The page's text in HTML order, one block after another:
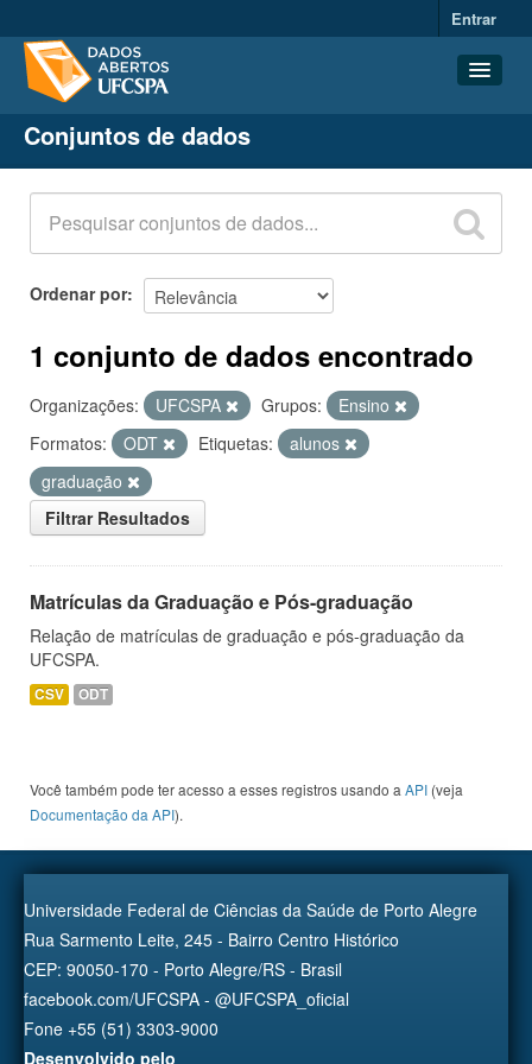
Entrar
Conjuntos de dados
Organizações
Grupos
Sobre
Conjuntos de dados
Ordenar por
1 conjunto de dados encontrado
Organizações: UFCSPA Grupos:
Ensino
Formatos:
ODT Etiquetas:
alunos
graduação
Filtrar Resultados
Matrículas da Graduação e Pós-graduação
Relação de matrículas de graduação e pós-graduação da
UFCSPA.
CSV ODT
Você também pode ter acesso a esses registros usando a API (veja
Documentação da API).
Universidade Federal de Ciências da Saúde de Porto Alegre
Rua Sarmento Leite, 245 - Bairro Centro Histórico
CEP: 90050-170 - Porto Alegre/RS - Brasil
facebook.com/UFCSPA - @UFCSPA_oficial
Fone +55 (51) 3303-9000
Desenvolvido pelo